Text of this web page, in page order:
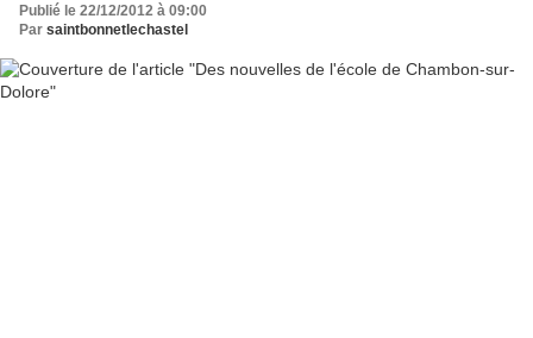
Publié le 22/12/2012 à 09:00
Par saintbonnetlechastel